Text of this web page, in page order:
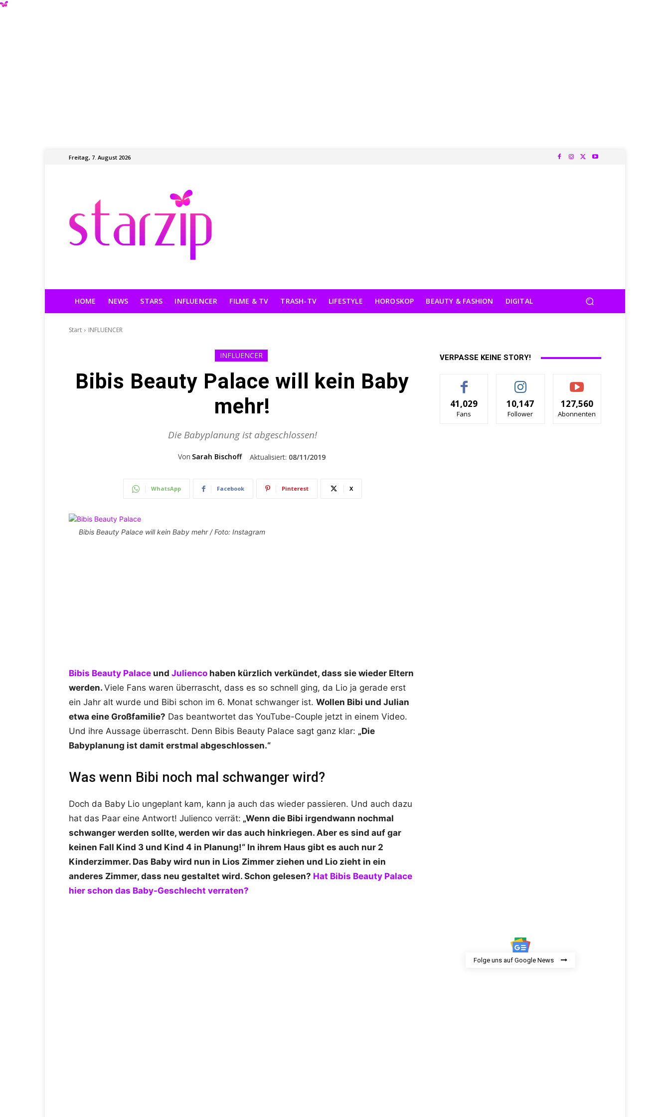
Freitag, 7. August 2026
HOME NEWS STARS INFLUENCER FILME & TV TRASH-TV LIFESTYLE HOROSKOP BEAUTY & FASHION DIGITAL
Start INFLUENCER
INFLUENCER
Bibis Beauty Palace will kein Baby
mehr!
Die Babyplanung ist abgeschlossen!
Von Sarah Bischoff Aktualisiert: 08/11/2019
WhatsApp Facebook Pinterest X
Bibis Beauty Palace will kein Baby mehr / Foto: Instagram
Bibis Beauty Palace und Julienco haben kürzlich verkündet, dass sie wieder Eltern
werden. Viele Fans waren überrascht, dass es so schnell ging, da Lio ja gerade erst
ein Jahr alt wurde und Bibi schon im 6. Monat schwanger ist. Wollen Bibi und Julian
etwa eine Großfamilie? Das beantwortet das YouTube-Couple jetzt in einem Video.
Und ihre Aussage überrascht. Denn Bibis Beauty Palace sagt ganz klar: „Die
Babyplanung ist damit erstmal abgeschlossen.“
Was wenn Bibi noch mal schwanger wird?
Doch da Baby Lio ungeplant kam, kann ja auch das wieder passieren. Und auch dazu
hat das Paar eine Antwort! Julienco verrät: „Wenn die Bibi irgendwann nochmal
schwanger werden sollte, werden wir das auch hinkriegen. Aber es sind auf gar
keinen Fall Kind 3 und Kind 4 in Planung!“ In ihrem Haus gibt es auch nur 2
Kinderzimmer. Das Baby wird nun in Lios Zimmer ziehen und Lio zieht in ein
anderes Zimmer, dass neu gestaltet wird. Schon gelesen? Hat Bibis Beauty Palace
hier schon das Baby-Geschlecht verraten?
VERPASSE KEINE STORY!
41,029
Fans
10,147
Follower
127,560
Abonnenten
Folge uns auf Google News